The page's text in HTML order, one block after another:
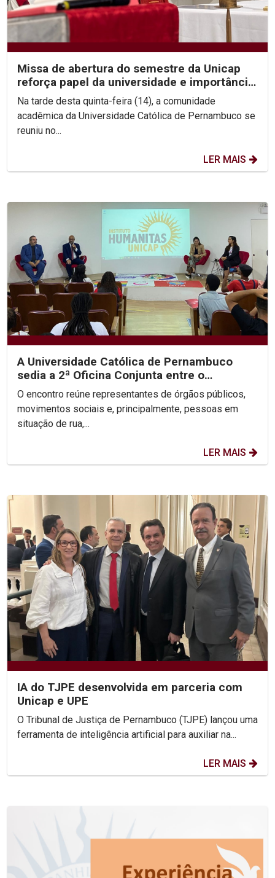
Missa de abertura do semestre da Unicap
reforça papel da universidade e importância
do perdão
Na tarde desta quinta-feira (14), a comunidade
acadêmica da Universidade Católica de Pernambuco se
reuniu no...
LER MAIS
A Universidade Católica de Pernambuco
sedia a 2ª Oficina Conjunta entre o
Ministério Público, a...
O encontro reúne representantes de órgãos públicos,
movimentos sociais e, principalmente, pessoas em
situação de rua,...
LER MAIS
IA do TJPE desenvolvida em parceria com
Unicap e UPE
O Tribunal de Justiça de Pernambuco (TJPE) lançou uma
ferramenta de inteligência artificial para auxiliar na...
LER MAIS